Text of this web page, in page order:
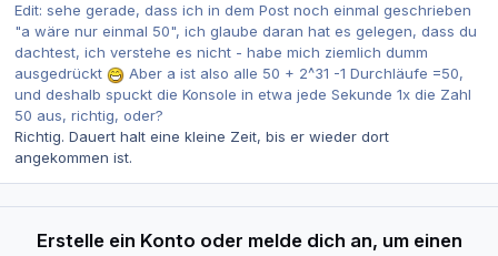
Edit: sehe gerade, dass ich in dem Post noch einmal geschrieben
"a wäre nur einmal 50", ich glaube daran hat es gelegen, dass du
dachtest, ich verstehe es nicht - habe mich ziemlich dumm
ausgedrückt
Aber a ist also alle 50 + 2^31 -1 Durchläufe =50,
und deshalb spuckt die Konsole in etwa jede Sekunde 1x die Zahl
50 aus, richtig, oder?
Richtig. Dauert halt eine kleine Zeit, bis er wieder dort
angekommen ist.
Erstelle ein Konto oder melde dich an, um einen